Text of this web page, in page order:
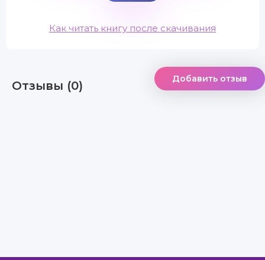
Как читать книгу после скачивания
Отзывы (0) Добавить отзыв